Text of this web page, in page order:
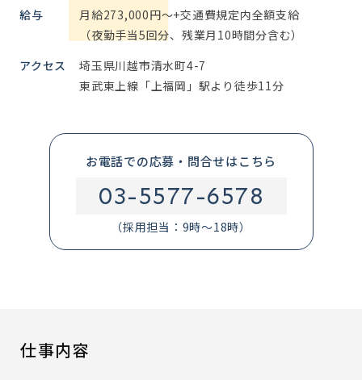
給与
月給273,000円～+交通費規定内全額支給
（夜勤手当5回分、残業月10時間分含む）
アクセス
埼玉県川越市清水町4-7
東武東上線「上福岡」駅より徒歩11分
お電話での応募・問合せはこちら
03-5577-6578
（採用担当：9時～18時）
仕事内容